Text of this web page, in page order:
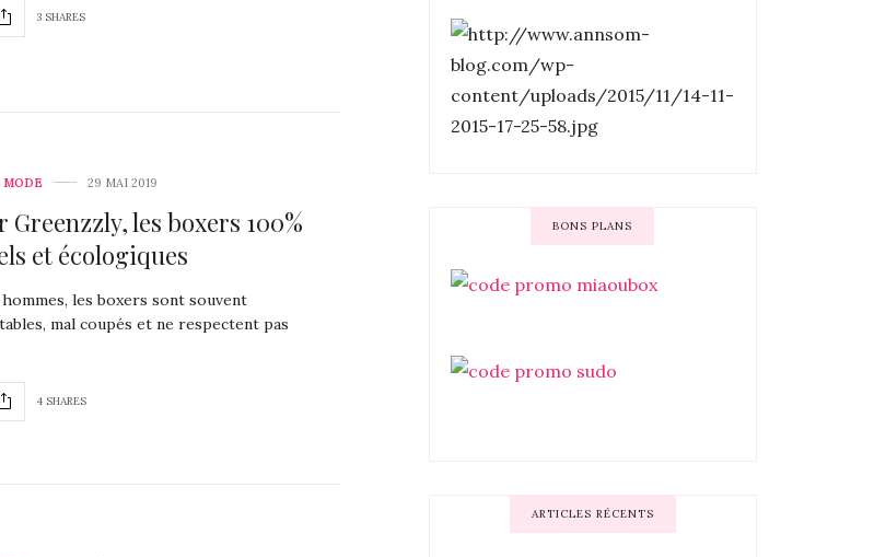
3 SHARES
MODE 29 MAI 2019
Greenzzly, les boxers 100%
et écologiques
les boxers sont souvent
mal coupés et ne respectent pas
4 SHARES
BONS PLANS
ARTICLES RÉCENTS